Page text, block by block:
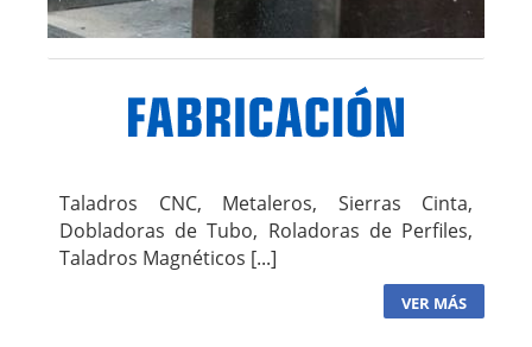
Taladros CNC, Metaleros, Sierras Cinta,
Dobladoras de Tubo, Roladoras de Perfiles,
Taladros Magnéticos [...]
VER MÁS